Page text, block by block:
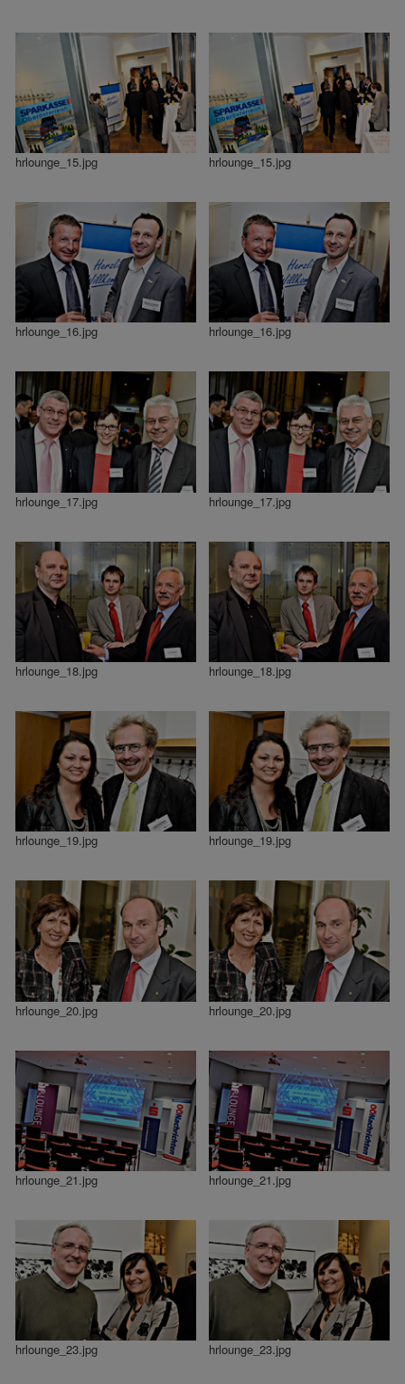
hrlounge_15.jpg hrlounge_15.jpg
hrlounge_16.jpg hrlounge_16.jpg
hrlounge_17.jpg hrlounge_17.jpg
hrlounge_18.jpg hrlounge_18.jpg
hrlounge_19.jpg hrlounge_19.jpg
hrlounge_20.jpg hrlounge_20.jpg
hrlounge_21.jpg hrlounge_21.jpg
hrlounge_23.jpg hrlounge_23.jpg